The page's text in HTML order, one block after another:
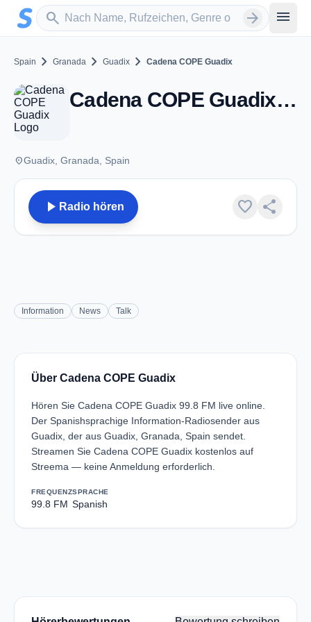
Zum Hauptinhalt springen
search
Sender suchen arrow_forward menu
Spain chevron_right Granada chevron_right Guadix chevron_right Cadena COPE Guadix
Cadena COPE Guadix - FM 99.8 - Guadix
placeGuadix, Granada, Spain
play_arrow Radio hören favorite share
Information News Talk
Über Cadena COPE Guadix
Hören Sie Cadena COPE Guadix 99.8 FM live online.
Der Spanishsprachige Information-Radiosender aus
Guadix, der aus Guadix, Granada, Spain sendet.
Streamen Sie Cadena COPE Guadix kostenlos auf
Streema — keine Anmeldung erforderlich.
FREQUENZ
99.8 FM
SPRACHE
Spanish